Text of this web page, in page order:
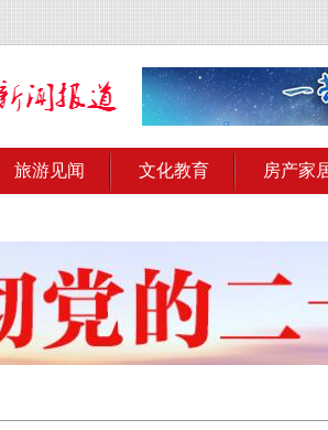
旅游见闻 文化教育 房产家